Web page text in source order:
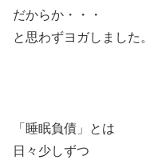
だからか・・・
と思わずヨガしました。
「睡眠負債」とは
日々少しずつ